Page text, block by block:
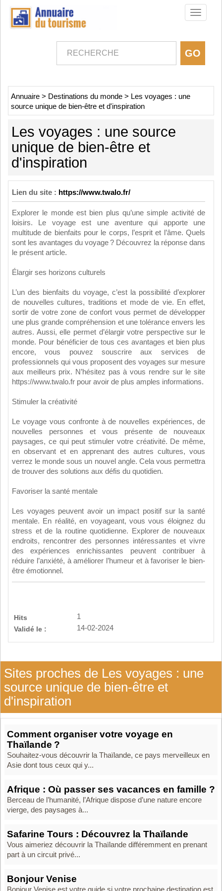
Toggle
Annuaire > Destinations du monde > Les voyages : une
source unique de bien-être et d'inspiration
Les voyages : une source
unique de bien-être et
d'inspiration
Lien du site : https://www.twalo.fr/
Explorer le monde est bien plus qu’une simple activité de
loisirs. Le voyage est une aventure qui apporte une
multitude de bienfaits pour le corps, l’esprit et l’âme. Quels
sont les avantages du voyage ? Découvrez la réponse dans
le présent article.
Élargir ses horizons culturels
L’un des bienfaits du voyage, c’est la possibilité d’explorer
de nouvelles cultures, traditions et mode de vie. En effet,
sortir de votre zone de confort vous permet de développer
une plus grande compréhension et une tolérance envers les
autres. Aussi, elle permet d’élargir votre perspective sur le
monde. Pour bénéficier de tous ces avantages et bien plus
encore, vous pouvez souscrire aux services de
professionnels qui vous proposent des voyages sur mesure
aux meilleurs prix. N’hésitez pas à vous rendre sur le site
https://www.twalo.fr pour avoir de plus amples informations.
Stimuler la créativité
Le voyage vous confronte à de nouvelles expériences, de
nouvelles personnes et vous présente de nouveaux
paysages, ce qui peut stimuler votre créativité. De même,
en observant et en apprenant des autres cultures, vous
verrez le monde sous un nouvel angle. Cela vous permettra
de trouver des solutions aux défis du quotidien.
Favoriser la santé mentale
Les voyages peuvent avoir un impact positif sur la santé
mentale. En réalité, en voyageant, vous vous éloignez du
stress et de la routine quotidienne. Explorer de nouveaux
endroits, rencontrer des personnes intéressantes et vivre
des expériences enrichissantes peuvent contribuer à
réduire l’anxiété, à améliorer l’humeur et à favoriser le bien-
être émotionnel.
Hits
1
Validé le :
14-02-2024
Sites proches de Les voyages : une
source unique de bien-être et
d'inspiration
Comment organiser votre voyage en
Thaïlande ?
Souhaitez-vous découvrir la Thaïlande, ce pays merveilleux en
Asie dont tous ceux qui y...
Afrique : Où passer ses vacances en famille ?
Berceau de l’humanité, l’Afrique dispose d’une nature encore
vierge, des paysages à...
Safarine Tours : Découvrez la Thaïlande
Vous aimeriez découvrir la Thaïlande différemment en prenant
part à un circuit privé...
Bonjour Venise